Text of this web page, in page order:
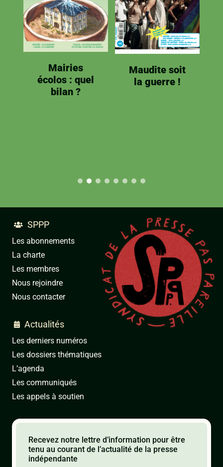
Mairies
écolos : quel
bilan ?
Maudite soit
la guerre !
 SPPP
Les abonnements
La charte
Les membres
Nous rejoindre
Nous contacter
 Actualités
Les derniers numéros
Les dossiers thématiques
L’agenda
Les communiqués
Les appels à soutien
Recevez notre lettre d’information pour être
tenu au courant de l’actualité de la presse
indépendante